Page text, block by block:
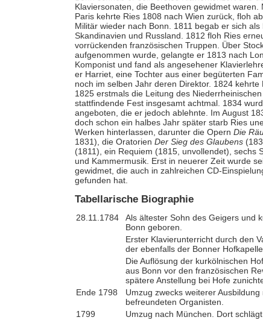
Klaviersonaten, die Beethoven gewidmet
Paris kehrte Ries 1808 nach Wien zurück, floh
Militär wieder nach Bonn. 1811 begab er sich
Skandinavien und Russland. 1812 floh Ries
vorrückenden französischen Truppen. Über
aufgenommen wurde, gelangte er 1813 nach
Komponist und fand als angesehener
er Harriet, eine Tochter aus einer begüterten
noch im selben Jahr deren Direktor. 1824
1825 erstmals die Leitung des
stattfindende Fest insgesamt achtmal. 1834
angeboten, die er jedoch ablehnte. Im August
doch schon ein halbes Jahr später starb Ries
Werken hinterlassen, darunter die Opern Die
1831), die Oratorien Der Sieg des Glaubens
(1811), ein Requiem (1815, unvollendet), sechs
und Kammermusik. Erst in neuerer Zeit wurde
gewidmet, die auch in zahlreichen CD-
gefunden hat.
Tabellarische Biographie
28.11.1784
Als ältester Sohn des Geigers und
Bonn geboren.
Erster Klavierunterricht durch den
der ebenfalls der Bonner
Die Auflösung der kurkölnischen
aus Bonn vor den französischen
spätere Anstellung bei Hofe
Ende 1798
Umzug zwecks weiterer
befreundeten Organisten.
1799
Umzug nach München. Dort